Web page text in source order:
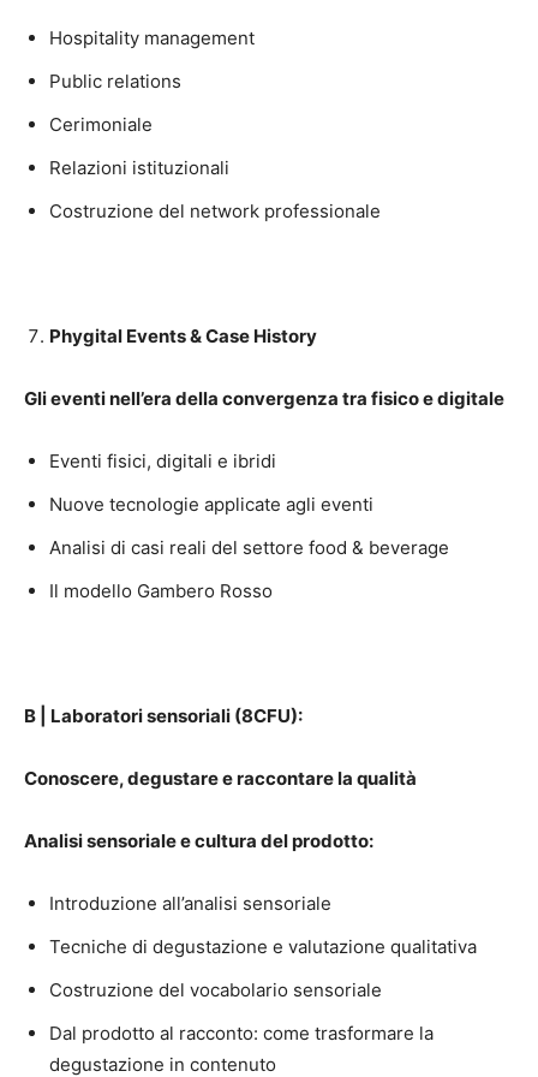
Hospitality management
Public relations
Cerimoniale
Relazioni istituzionali
Costruzione del network professionale
Phygital Events & Case History
Gli eventi nell’era della convergenza tra fisico e digitale
Eventi fisici, digitali e ibridi
Nuove tecnologie applicate agli eventi
Analisi di casi reali del settore food & beverage
Il modello Gambero Rosso
B | Laboratori sensoriali (8CFU):
Conoscere, degustare e raccontare la qualità
Analisi sensoriale e cultura del prodotto:
Introduzione all’analisi sensoriale
Tecniche di degustazione e valutazione qualitativa
Costruzione del vocabolario sensoriale
Dal prodotto al racconto: come trasformare la
degustazione in contenuto